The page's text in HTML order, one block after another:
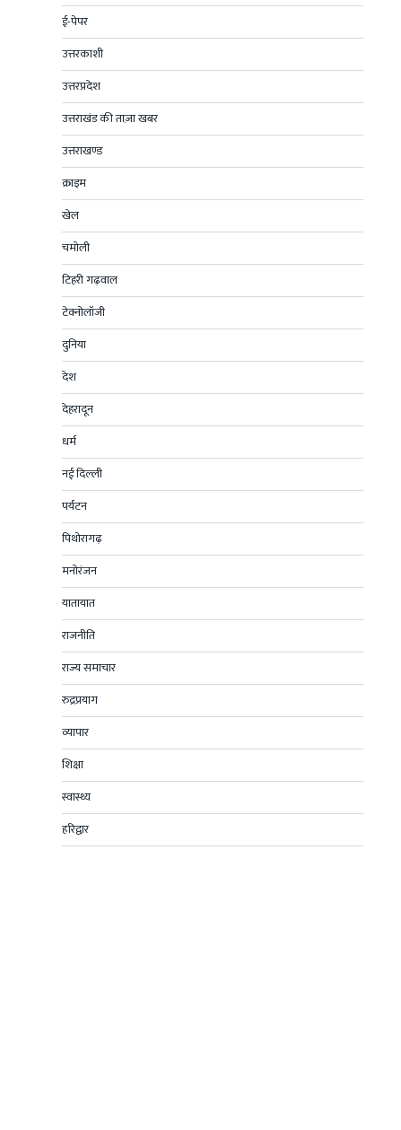
ई-पेपर
उत्तरकाशी
उत्तरप्रदेश
उत्तराखंड की ताज़ा खबर
उत्तराखण्ड
क्राइम
खेल
चमोली
टिहरी गढ़वाल
टेक्नोलॉजी
दुनिया
देश
देहरादून
धर्म
नई दिल्ली
पर्यटन
पिथोरागढ़
मनोरंजन
यातायात
राजनीति
राज्य समाचार
रुद्रप्रयाग
व्यापार
शिक्षा
स्वास्थ्य
हरिद्वार